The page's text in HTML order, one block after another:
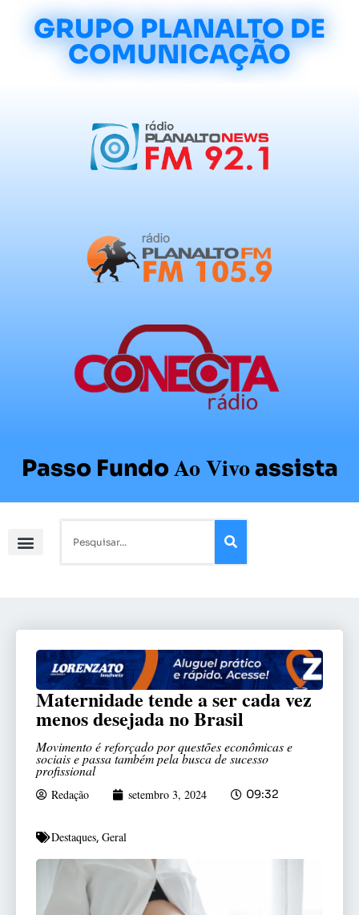
GRUPO PLANALTO DE
COMUNICAÇÃO
Passo FundoAo Vivoassista
Maternidade tende a ser cada vez
menos desejada no Brasil
Movimento é reforçado por questões econômicas e
sociais e passa também pela busca de sucesso
profissional
Redação setembro 3, 2024 09:32
Destaques, Geral